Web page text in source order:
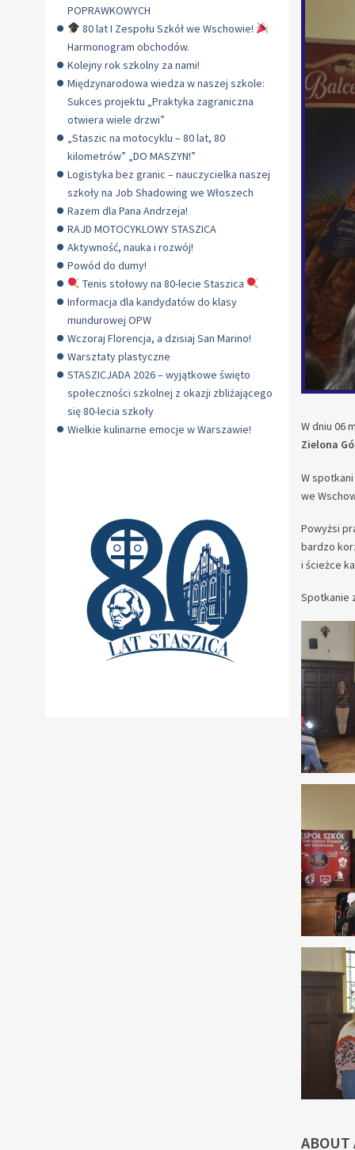
W dniu 06
Zielona
W
we
Powyżsi
bardzo
i ścieżce
Spotkanie
ABOUT
POPRAWKOWYCH
80 lat I Zespołu Szkół we Wschowie!
Harmonogram obchodów.
Kolejny rok szkolny za nami!
Międzynarodowa wiedza w naszej szkole:
Sukces projektu „Praktyka zagraniczna
otwiera wiele drzwi”
„Staszic na motocyklu – 80 lat, 80
kilometrów” „DO MASZYN!”
Logistyka bez granic – nauczycielka naszej
szkoły na Job Shadowing we Włoszech
Razem dla Pana Andrzeja!
RAJD MOTOCYKLOWY STASZICA
Aktywność, nauka i rozwój!
Powód do dumy!
Tenis stołowy na 80-lecie Staszica
Informacja dla kandydatów do klasy
mundurowej OPW
Wczoraj Florencja, a dzisiaj San Marino!
Warsztaty plastyczne
STASZICJADA 2026 – wyjątkowe święto
społeczności szkolnej z okazji zbliżającego
się 80-lecia szkoły
Wielkie kulinarne emocje w Warszawie!